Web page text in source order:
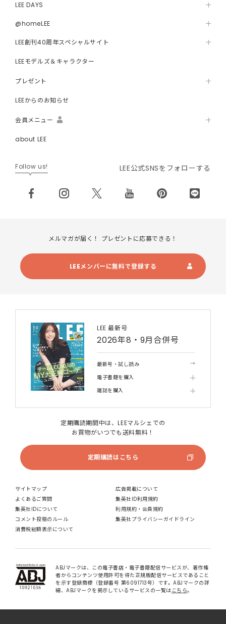
LEE DAYS
@homeLEE
LEE創刊40周年スペシャルサイト
LEEモデルズ＆キャラクター
プレゼント
LEEからのお知らせ
会員メニュー
about LEE
Follow us! LEE公式SNSをフォローする
メルマガが届く！ プレゼントに応募できる！
LEEメンバーに無料で登録する
LEE 最新号
2026年8・9月合併号
最新号・試し読み
電子書籍を購入
雑誌を購入
定期購読期間中は、LEEマルシェでの
お買物がいつでも送料無料！
定期購読はこちら
サイトマップ
広告掲載について
よくあるご質問
集英社ID利用規約
集英社IDについて
利用規約・会員規約
コメント投稿のルール
集英社プライバシーガイドライン
消費税総額表示について
ABJマークは、この電子書店・電子書籍配信サービスが、著作権
者からコンテンツ使用許可を得た正規版配信サービスであること
を示す登録商標（登録番号 第6091713号）です。ABJマークの詳
細、ABJマークを掲示しているサービスの一覧は こちら。